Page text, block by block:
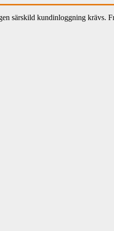
särskild kundinloggning krävs.